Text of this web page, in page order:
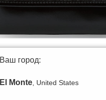
Ваш город:
El Monte, United States